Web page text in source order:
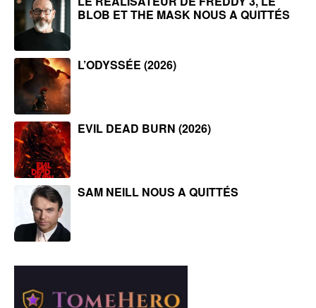
BLOB ET THE MASK NOUS A QUITTÉS
L’ODYSSÉE (2026)
EVIL DEAD BURN (2026)
SAM NEILL NOUS A QUITTÉS